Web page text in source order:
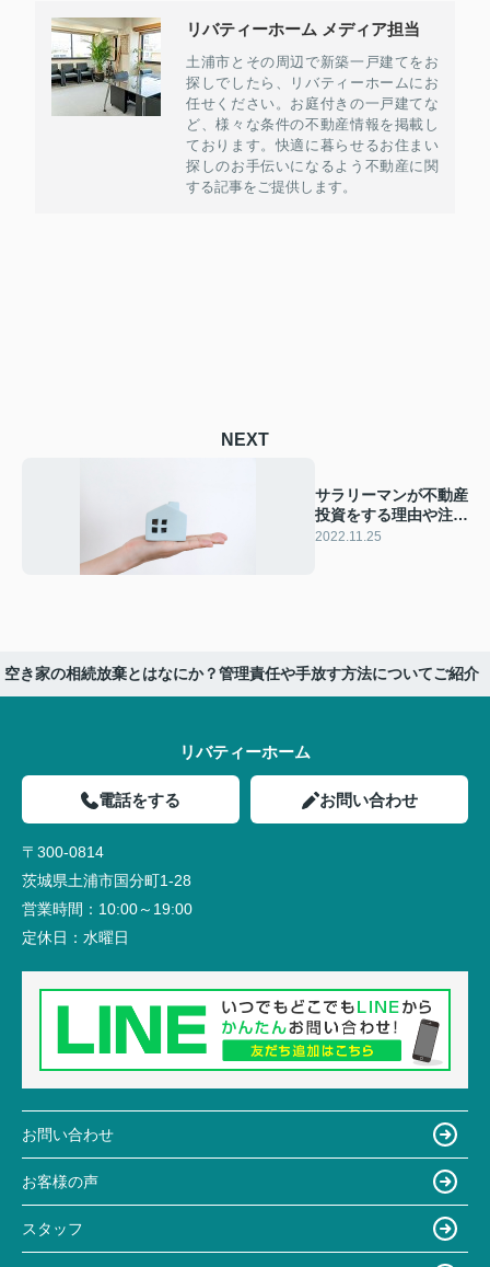
リバティーホーム メディア担当
土浦市とその周辺で新築一戸建てをお
探しでしたら、リバティーホームにお
任せください。お庭付きの一戸建てな
ど、様々な条件の不動産情報を掲載し
ております。快適に暮らせるお住まい
探しのお手伝いになるよう不動産に関
する記事をご提供します。
NEXT
サラリーマンが不動産
投資をする理由や注意
点とは？
2022.11.25
空き家の相続放棄とはなにか？管理責任や手放す方法についてご紹介
リバティーホーム
電話をする お問い合わせ
〒300-0814
茨城県土浦市国分町1-28
営業時間： 10:00～19:00
定休日： 水曜日
お問い合わせ
お客様の声
スタッフ